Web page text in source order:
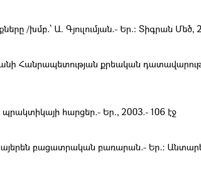
/խմբ.՝ Ա. Գյուլումյան.- Եր.։ Տիգրան Մեծ,
Հանրապետության քրեական
հարցեր.- Եր., 2003.- 106 էջ
բացատրական բառարան.- Եր.։